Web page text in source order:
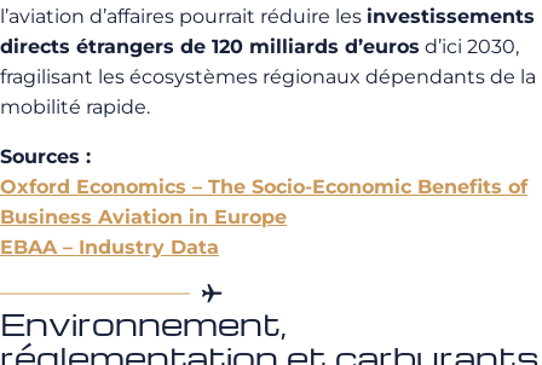
l’aviation d’affaires pourrait réduire les investissements
directs étrangers de 120 milliards d’euros d’ici 2030,
fragilisant les écosystèmes régionaux dépendants de la
mobilité rapide.
Sources :
Oxford Economics – The Socio-Economic Benefits of
Business Aviation in Europe
EBAA – Industry Data
Environnement,
réglementation et carburants